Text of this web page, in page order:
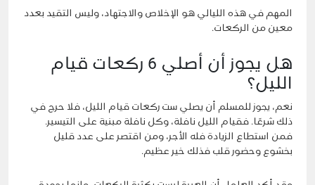
المهم في هذه الليالي هو الإخلاص والاجتهاد، وليس التقيد بعدد
معين من الركعات.
هل يجوز أن أصلي 6 ركعات قيام
الليل؟
نعم، يجوز للمسلم أن يصلي ست ركعات قيام الليل، فلا حرج في
ذلك شرعًا. فقيام الليل نافلة، وكل نافلة مبنية على التيسير.
فمن استطاع الزيادة فله الأجر، ومن اقتصر على عدد قليل
بخشوع وحضور قلب فذلك خير عظيم.